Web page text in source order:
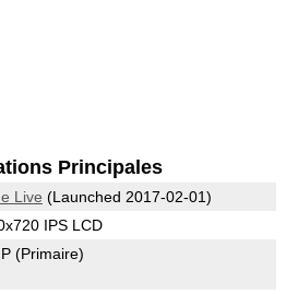
Principales
Live (Launched 2017-02-01)
IPS LCD
(Primaire)